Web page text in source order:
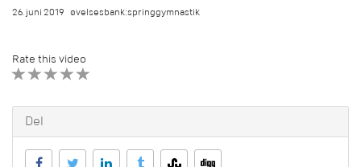
26. juni 2019 øvelsesbank:springgymnastik
Rate this video
Del